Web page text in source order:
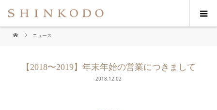
ニュース
【2018〜2019】年末年始の営業につきまして
2018.12.02